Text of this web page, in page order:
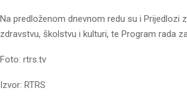
Na predloženom dnevnom redu su i Prijedlozi
zdravstvu, školstvu i kulturi, te Program rada
Foto: rtrs.tv
Izvor: RTRS